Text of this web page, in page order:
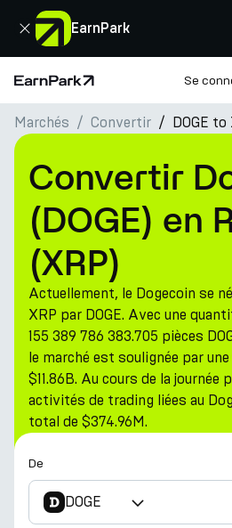
EarnPark
Fermer
Page d'accueil Se
Produits
Marchés
Calculatrices
PARK Token
Ressources
Entreprise
Marchés Convertir DOGE to
Convertir
(DOGE) en
(XRP)
Actuellement, le Dogecoin se
XRP par DOGE. Avec une
155 389 786 383.705 pièces
le marché est soulignée par
$11.86B. Au cours de la journée
activités de trading liées au
total de $374.96M.
De
DOGE